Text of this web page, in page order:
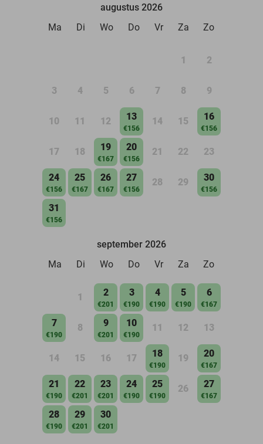
augustus 2026
Ma
Di Wo Do Vr Za Zo
1 2
3 4 5 6 7 8 9
10 11 12 13
€156
14 15 16
€156
17 18 19
€167
20
€156
21 22 23
24
€156
25
€167
26
€167
27
€156
28 29 30
€156
31
€156
september 2026
Ma
Di Wo Do Vr Za Zo
1 2
€201
3
€190
4
€190
5
€190
6
€167
7
€190
8 9
€201
10
€190
11 12 13
14 15 16 17 18
€190
19 20
€167
21
€190
22
€201
23
€201
24
€190
25
€190
26 27
€167
28
€190
29
€201
30
€201